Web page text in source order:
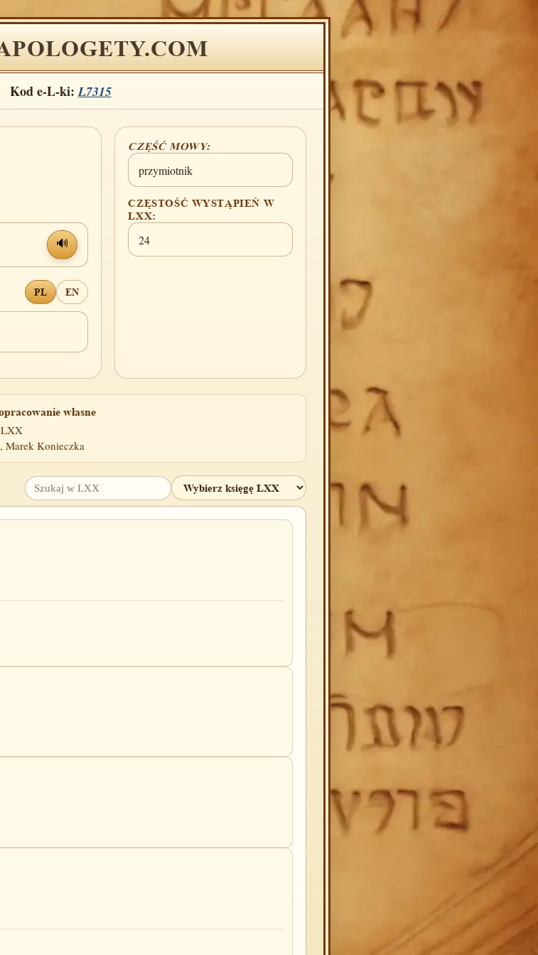
Kod e-L-ki: L7315
🔊
PL EN
CZĘŚĆ MOWY:
przymiotnik
CZĘSTOŚĆ WYSTĄPIEŃ W
LXX:
24
własne
LXX
Marek Konieczka